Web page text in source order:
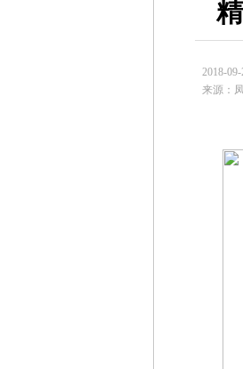
2018-
来源：